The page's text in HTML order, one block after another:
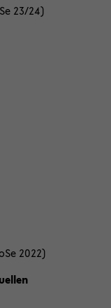
23/24)
2022)